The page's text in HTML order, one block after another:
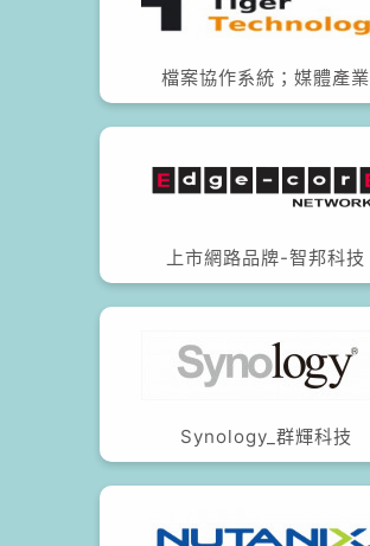
檔案協作系統；媒體產業
上市網路品牌-智邦科技
Synology_群輝科技